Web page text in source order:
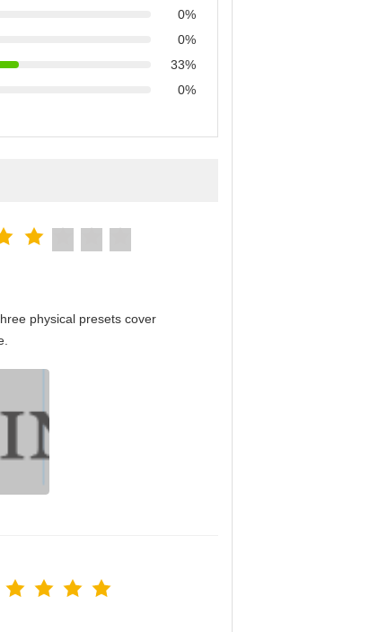
0%
0%
33%
0%
physical presets cover